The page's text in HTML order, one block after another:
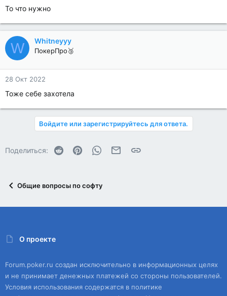
То что нужно
W Whitneyyy
ПокерПро🥉
28 Окт 2022
Тоже себе захотела
Войдите или зарегистрируйтесь для ответа.
Поделиться: Reddit PinterestWhatsAppЭлектронная почта
Ссылка
Общие вопросы по софту
О проекте
Forum.poker.ru создан исключительно в информационных целях
и не принимает денежных платежей со стороны пользователей.
Условия использования содержатся в политике